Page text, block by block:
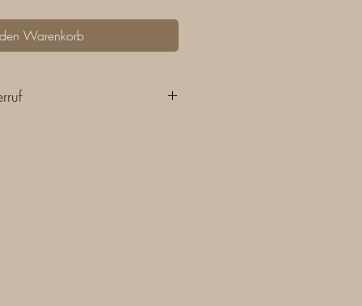
Warenkorb